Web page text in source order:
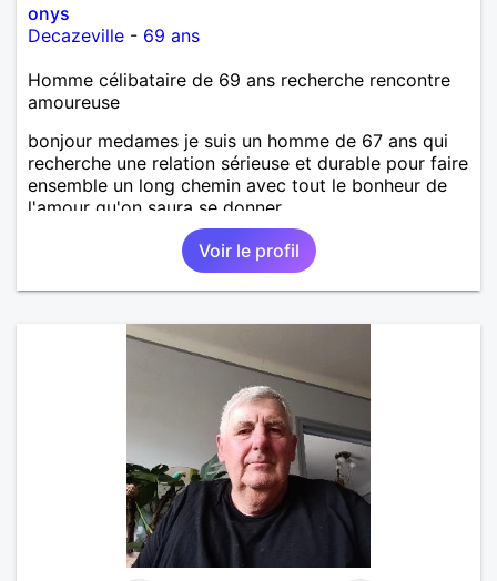
onys
Decazeville - 69 ans
Homme célibataire de 69 ans recherche rencontre
amoureuse
bonjour medames je suis un homme de 67 ans qui
recherche une relation sérieuse et durable pour faire
ensemble un long chemin avec tout le bonheur de
l'amour qu'on saura se donner.
Voir le profil